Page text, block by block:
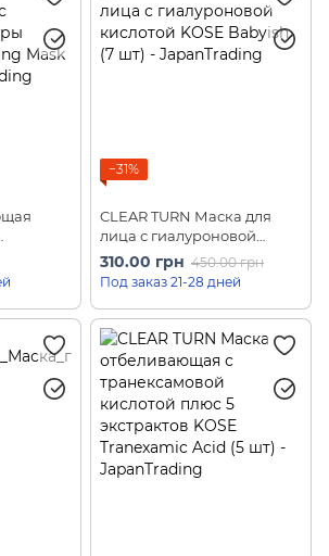
Sakura
шт.)
−31%
CLEAR TURN Маска для
лица с гиалуроновой
кислотой KOSE Babyish (7
шт)
310.00 грн 450.00 грн
Под заказ 21-28 дней